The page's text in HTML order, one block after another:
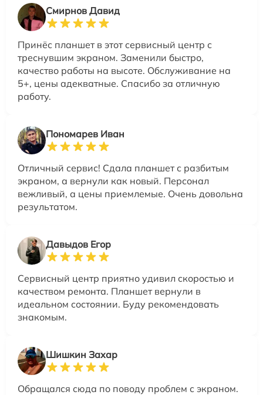
Смирнов Давид
Принёс планшет в этот сервисный центр с
треснувшим экраном. Заменили быстро,
качество работы на высоте. Обслуживание на
5+, цены адекватные. Спасибо за отличную
работу.
Пономарев Иван
Отличный сервис! Сдала планшет с разбитым
экраном, а вернули как новый. Персонал
вежливый, а цены приемлемые. Очень довольна
результатом.
Давыдов Егор
Сервисный центр приятно удивил скоростью и
качеством ремонта. Планшет вернули в
идеальном состоянии. Буду рекомендовать
знакомым.
Шишкин Захар
Обращался сюда по поводу проблем с экраном.